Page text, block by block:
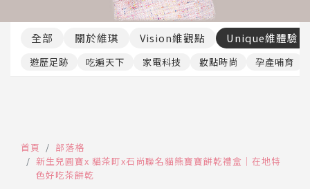
全部 關於維琪 Vision維觀點 Unique維體驗
遊歷足跡 吃遍天下 家電科技 妝點時尚 孕產哺育
首頁
部落格
新生兒圓寶x 貓茶町x石尚聯名貓熊寶寶餅乾禮盒│在地特
色好吃茶餅乾